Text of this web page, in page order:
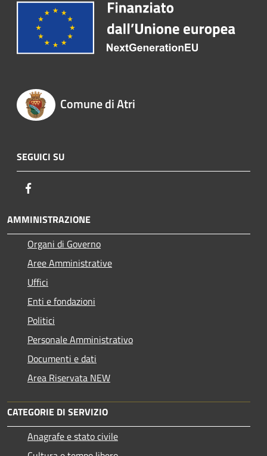
Comune di Atri
SEGUICI SU
AMMINISTRAZIONE
Organi di Governo
Aree Amministrative
Uffici
Enti e fondazioni
Politici
Personale Amministrativo
Documenti e dati
Area Riservata NEW
CATEGORIE DI SERVIZIO
Anagrafe e stato civile